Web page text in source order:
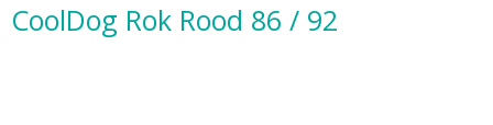
CoolDog Rok Rood 86 / 92